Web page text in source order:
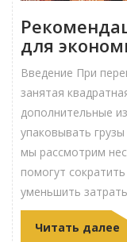
для
Введение При
занятая
дополнительные
упаковывать
мы рассмотрим
помогут
уменьшить
Читать далее